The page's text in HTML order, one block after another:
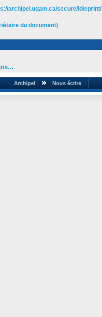
archipel.uqam.ca/secure/id/
du document)
Archipel Nous écrire